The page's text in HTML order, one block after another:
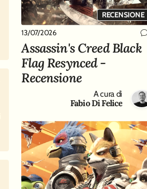
La Caduta di Game Freak
RECENSIONE
13/07/2026
Assassin's Creed Black
Flag Resynced -
Recensione
A cura di
Fabio Di Felice